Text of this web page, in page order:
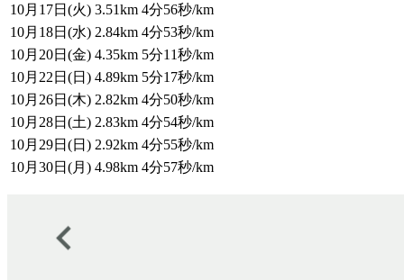
10月17日(火) 3.51km 4分56秒/km
10月18日(水) 2.84km 4分53秒/km
10月20日(金) 4.35km 5分11秒/km
10月22日(日) 4.89km 5分17秒/km
10月26日(木) 2.82km 4分50秒/km
10月28日(土) 2.83km 4分54秒/km
10月29日(日) 2.92km 4分55秒/km
10月30日(月) 4.98km 4分57秒/km